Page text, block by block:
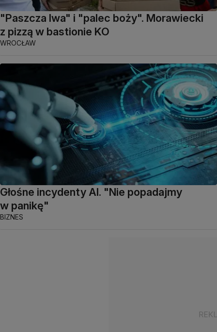
"Paszcza lwa" i "palec boży". Morawiecki
z pizzą w bastionie KO
WROCŁAW
Głośne incydenty AI. "Nie popadajmy
w panikę"
BIZNES